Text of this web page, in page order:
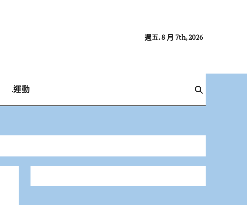
週五. 8 月 7th, 2026
.運動